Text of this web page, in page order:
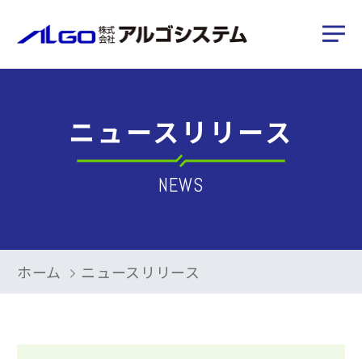
ニュースリリース
NEWS
ホーム ニュースリリース